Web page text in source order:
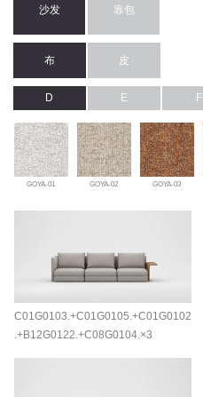
沙发 靠包
布 皮
D E F
GOYA-01 GOYA-02 GOYA-03
C01G0103.+C01G0105.+C01G0102
.+B12G0122.+C08G0104.×3